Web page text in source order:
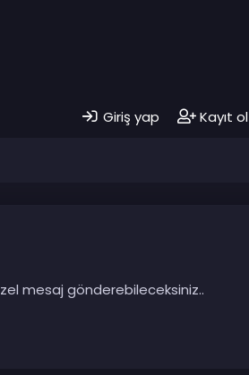
Giriş yap Kayıt ol
mesaj gönderebileceksiniz..